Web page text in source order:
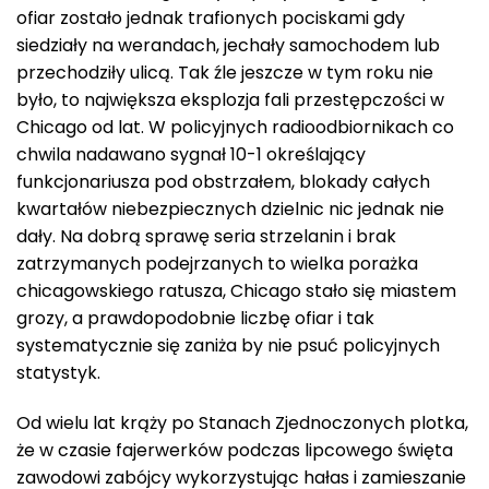
ofiar zostało jednak trafionych pociskami gdy
siedziały na werandach, jechały samochodem lub
przechodziły ulicą. Tak źle jeszcze w tym roku nie
było, to największa eksplozja fali przestępczości w
Chicago od lat. W policyjnych radioodbiornikach co
chwila nadawano sygnał 10-1 określający
funkcjonariusza pod obstrzałem, blokady całych
kwartałów niebezpiecznych dzielnic nic jednak nie
dały. Na dobrą sprawę seria strzelanin i brak
zatrzymanych podejrzanych to wielka porażka
chicagowskiego ratusza, Chicago stało się miastem
grozy, a prawdopodobnie liczbę ofiar i tak
systematycznie się zaniża by nie psuć policyjnych
statystyk.
Od wielu lat krąży po Stanach Zjednoczonych plotka,
że w czasie fajerwerków podczas lipcowego święta
zawodowi zabójcy wykorzystując hałas i zamieszanie